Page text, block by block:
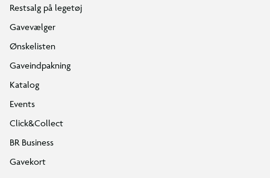
Restsalg på legetøj
Gavevælger
Ønskelisten
Gaveindpakning
Katalog
Events
Click&Collect
BR Business
Gavekort